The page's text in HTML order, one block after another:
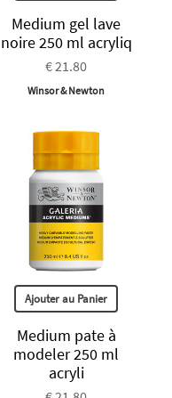
Medium gel lave
noire 250 ml acryliq
€ 21.80
Winsor & Newton
Ajouter au Panier
Medium pate à
modeler 250 ml
acryli